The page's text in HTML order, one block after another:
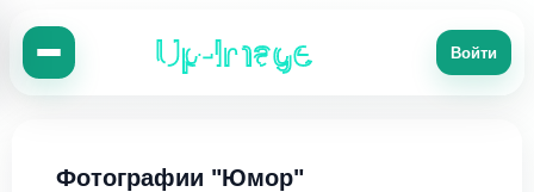
Up-Image Войти
Фотографии "Юмор"